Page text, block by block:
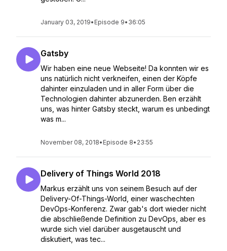
January 03, 2019• Episode 9• 36:05
Gatsby
Wir haben eine neue Webseite! Da konnten wir es
uns natürlich nicht verkneifen, einen der Köpfe
dahinter einzuladen und in aller Form über die
Technologien dahinter abzunerden. Ben erzählt
uns, was hinter Gatsby steckt, warum es unbedingt
was m...
November 08, 2018• Episode 8• 23:55
Delivery of Things World 2018
Markus erzählt uns von seinem Besuch auf der
Delivery-Of-Things-World, einer waschechten
DevOps-Konferenz. Zwar gab's dort wieder nicht
die abschließende Definition zu DevOps, aber es
wurde sich viel darüber ausgetauscht und
diskutiert, was tec...